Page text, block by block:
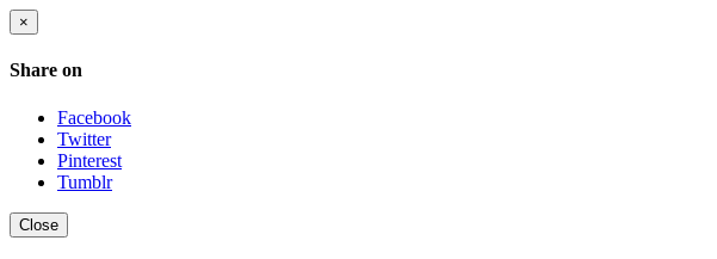
×
Share on
Facebook
Twitter
Pinterest
Tumblr
Close